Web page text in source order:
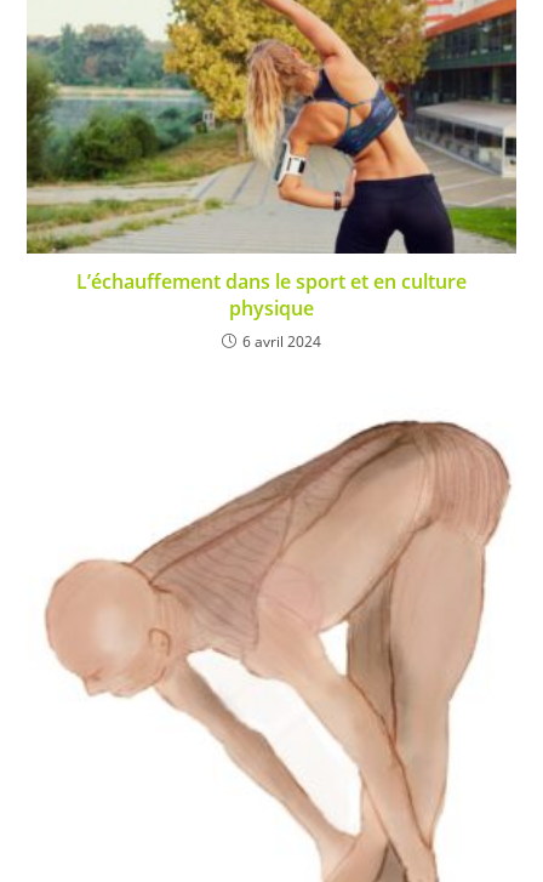
L’échauffement dans le sport et en culture
physique
6 avril 2024